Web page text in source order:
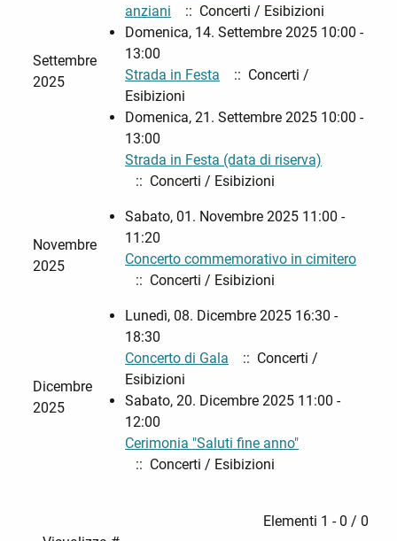
Settembre
2025
anziani
:: Concerti / Esibizioni
Domenica, 14. Settembre 2025 10:00 -
13:00
Strada in Festa
:: Concerti /
Esibizioni
Domenica, 21. Settembre 2025 10:00 -
13:00
Strada in Festa (data di riserva)
:: Concerti / Esibizioni
Novembre
2025
Sabato, 01. Novembre 2025 11:00 -
11:20
Concerto commemorativo in cimitero
:: Concerti / Esibizioni
Dicembre
2025
Lunedì, 08. Dicembre 2025 16:30 -
18:30
Concerto di Gala
:: Concerti /
Esibizioni
Sabato, 20. Dicembre 2025 11:00 -
12:00
Cerimonia "Saluti fine anno"
:: Concerti / Esibizioni
Elementi 1 - 0 / 0